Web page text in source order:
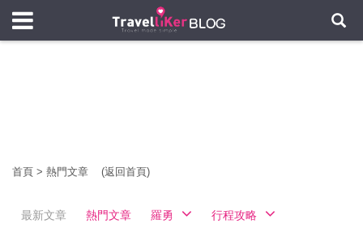
首頁 > 熱門文章 (返回首頁)
最新文章 熱門文章 羅勇 行程攻略